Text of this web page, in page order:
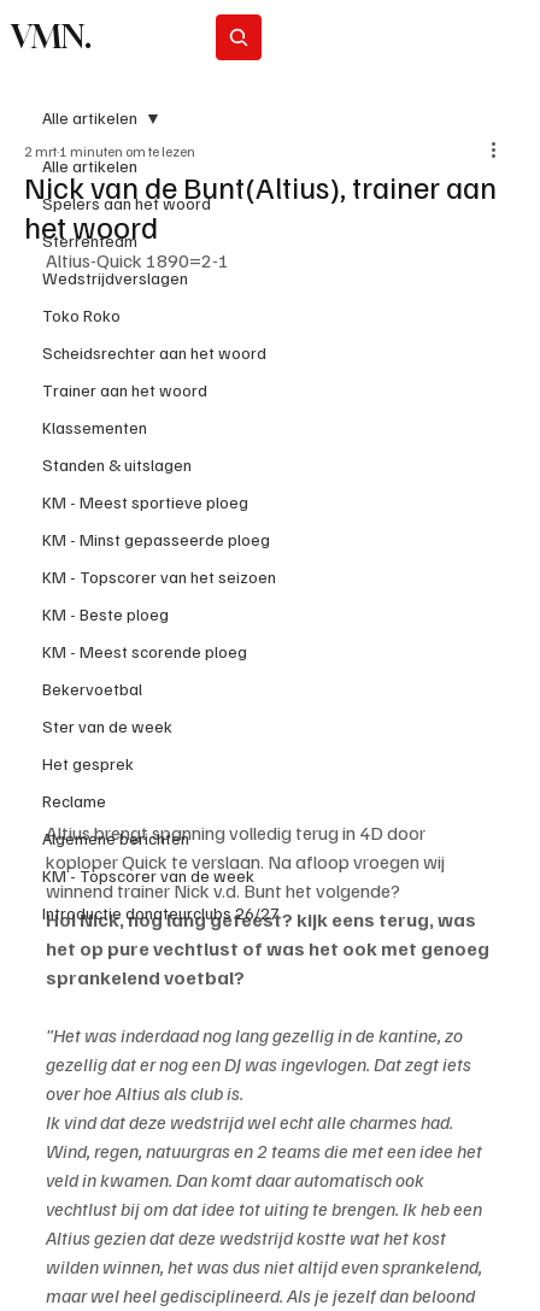
VMN.
Alle artikelen
Spelers aan het woord
Sterrenteam
Wedstrijdverslagen
Toko Roko
Scheidsrechter aan het woord
Trainer aan het woord
Klassementen
Standen & uitslagen
KM - Meest sportieve ploeg
KM - Minst gepasseerde ploeg
KM - Topscorer van het seizoen
KM - Beste ploeg
KM - Meest scorende ploeg
Bekervoetbal
Ster van de week
Het gesprek
Reclame
Algemene berichten
KM - Topscorer van de week
Introductie donateurclubs 26/27
Alle artikelen
Nick van de Bunt(Altius), trainer aan
het woord
2 mrt 1 minuten om te lezen
Altius-Quick 1890=2-1
Altius brengt spanning volledig terug in 4D door
koploper Quick te verslaan. Na afloop vroegen wij
winnend trainer Nick v.d. Bunt het volgende?
Hoi Nick, nog lang gefeest? kijk eens terug, was
het op pure vechtlust of was het ook met genoeg
sprankelend voetbal?
"Het was inderdaad nog lang gezellig in de kantine, zo
gezellig dat er nog een DJ was ingevlogen. Dat zegt iets
over hoe Altius als club is.
Ik vind dat deze wedstrijd wel echt alle charmes had.
Wind, regen, natuurgras en 2 teams die met een idee het
veld in kwamen. Dan komt daar automatisch ook
vechtlust bij om dat idee tot uiting te brengen. Ik heb een
Altius gezien dat deze wedstrijd kostte wat het kost
wilden winnen, het was dus niet altijd even sprankelend,
maar wel heel gedisciplineerd. Als je jezelf dan beloond